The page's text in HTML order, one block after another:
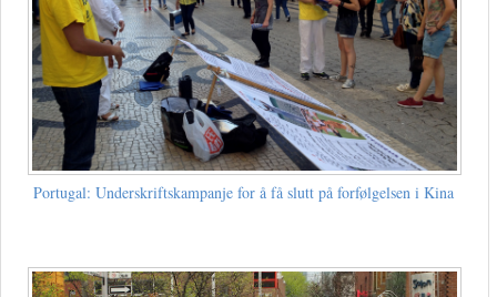
Portugal: Underskriftskampanje for å få slutt på forfølgelsen i Kina